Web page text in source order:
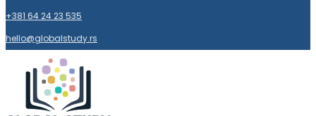
+381 64 24 23 535
hello@globalstudy.rs